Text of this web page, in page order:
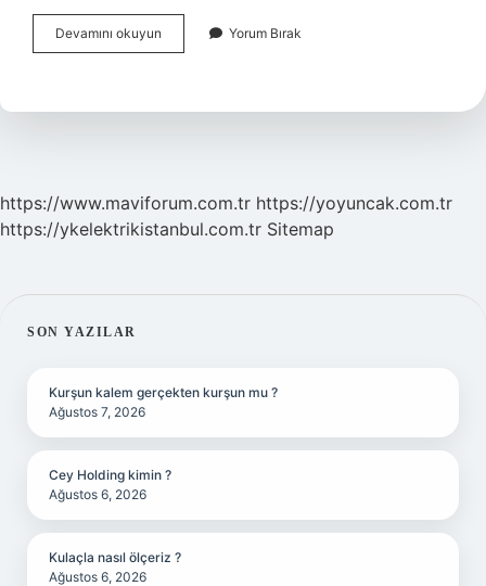
Devamını okuyun Almanya
Nüfusunun
Türk
Yorum Bırak
https://www.maviforum.com.tr https://yoyuncak.com.tr
https://ykelektrikistanbul.com.tr Sitemap
SIDEBAR
SON YAZILAR
Kurşun kalem gerçekten kurşun mu ?
Ağustos 7, 2026
Cey Holding kimin ?
Ağustos 6, 2026
Kulaçla nasıl ölçeriz ?
Ağustos 6, 2026